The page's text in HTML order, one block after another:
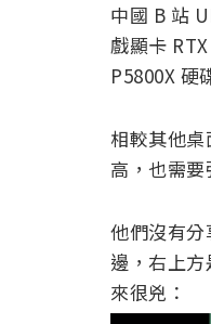
中國 B 站
戲顯卡
P5800X 硬
相較其他
高，也需
他們沒有
邊，右上
來很兇：